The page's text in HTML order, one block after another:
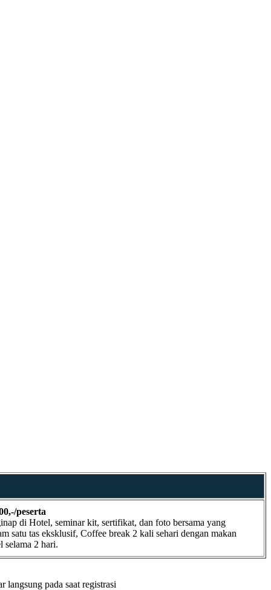
peserta
di Hotel, seminar kit, sertifikat, dan foto bersama yang
satu tas eksklusif, Coffee break 2 kali sehari dengan makan
selama 2 hari.
langsung pada saat registrasi